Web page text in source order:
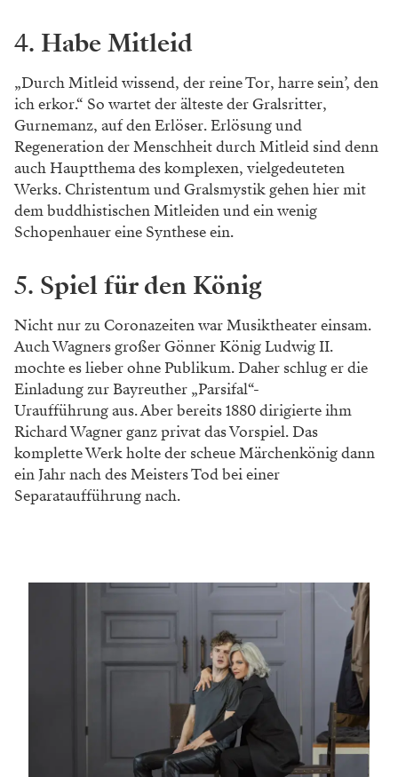
4. Habe Mitleid
„Durch Mitleid wissend, der reine Tor, harre sein’, den
ich erkor.“ So wartet der älteste der Gralsritter,
Gurnemanz, auf den Erlöser. Erlösung und
Regeneration der Menschheit durch Mitleid sind denn
auch Hauptthema des komplexen, vielgedeuteten
Werks. Christentum und Gralsmystik gehen hier mit
dem buddhistischen Mitleiden und ein wenig
Schopenhauer eine Synthese ein.
5. Spiel für den König
Nicht nur zu Coronazeiten war Musiktheater einsam.
Auch Wagners großer Gönner König ­Ludwig II.
mochte es lieber ohne Publikum. Daher schlug er die
Einladung zur Bayreuther „Parsifal“-
Uraufführung aus. Aber bereits 1880 dirigierte ihm
Richard Wagner ganz privat das Vorspiel. Das
komplette Werk holte der scheue Märchenkönig dann
ein Jahr nach des Meisters Tod bei einer
Separataufführung nach.